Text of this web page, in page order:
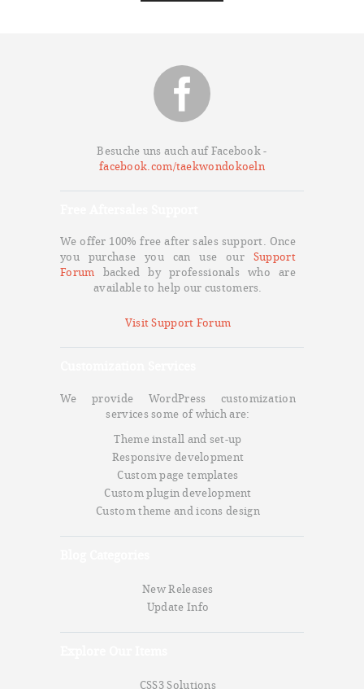
Besuche uns auch auf Facebook -
facebook.com/taekwondokoeln
We offer 100% free after sales support. Once
you purchase you can use our Support
Forum backed by professionals who are
available to help our customers.
Visit Support Forum
We provide WordPress customization
services some of which are:
Theme install and set-up
Responsive development
Custom page templates
Custom plugin development
Custom theme and icons design
New Releases
Update Info
CSS3 Solutions